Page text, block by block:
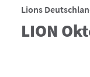
Lions
LION